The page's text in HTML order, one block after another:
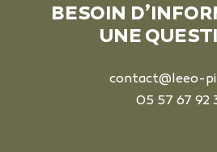
BESOIN
UNE
contact@leeo-
05 57 67 92